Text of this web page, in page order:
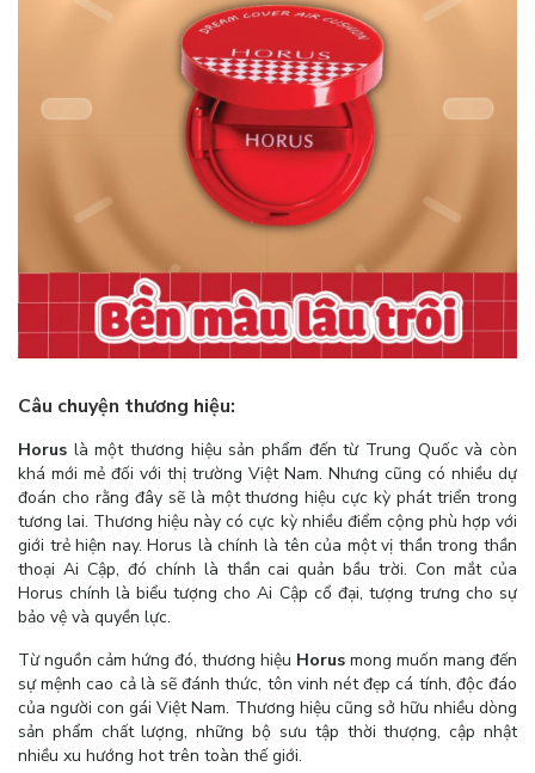
Câu chuyện thương hiệu:
Horus là một thương hiệu sản phẩm đến từ Trung Quốc và còn
khá mới mẻ đối với thị trường Việt Nam. Nhưng cũng có nhiều dự
đoán cho rằng đây sẽ là một thương hiệu cực kỳ phát triển trong
tương lai. Thương hiệu này có cực kỳ nhiều điểm cộng phù hợp với
giới trẻ hiện nay. Horus là chính là tên của một vị thần trong thần
thoại Ai Cập, đó chính là thần cai quản bầu trời. Con mắt của
Horus chính là biểu tượng cho Ai Cập cổ đại, tượng trưng cho sự
bảo vệ và quyền lực.
Từ nguồn cảm hứng đó, thương hiệu Horus mong muốn mang đến
sự mệnh cao cả là sẽ đánh thức, tôn vinh nét đẹp cá tính, độc đáo
của người con gái Việt Nam. Thương hiệu cũng sở hữu nhiều dòng
sản phẩm chất lượng, những bộ sưu tập thời thượng, cập nhật
nhiều xu hướng hot trên toàn thế giới.